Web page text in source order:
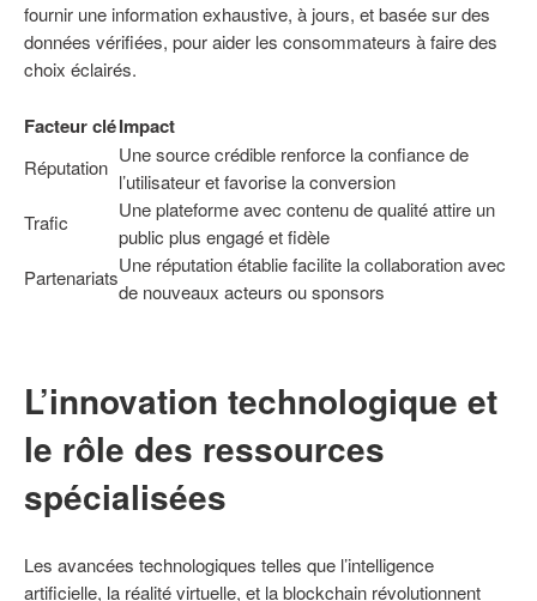
fournir une information exhaustive, à jours, et basée sur des
données vérifiées, pour aider les consommateurs à faire des
choix éclairés.
Facteur cléImpact
Réputation
Une source crédible renforce la confiance de
l’utilisateur et favorise la conversion
Trafic
Une plateforme avec contenu de qualité attire un
public plus engagé et fidèle
Partenariats
Une réputation établie facilite la collaboration avec
de nouveaux acteurs ou sponsors
L’innovation technologique et
le rôle des ressources
spécialisées
Les avancées technologiques telles que l’intelligence
artificielle, la réalité virtuelle, et la blockchain révolutionnent